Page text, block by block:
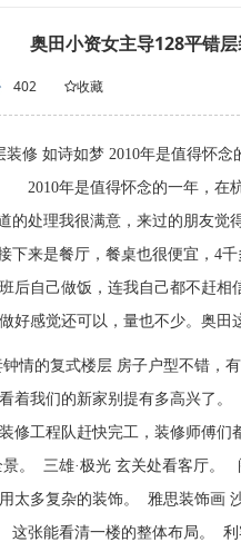
奥田小资女主导128平错
402 收藏
装修 如诗如梦 2010年是值得怀
得怀念的一年，在杭州打拼
的处理我很满意，来过的朋友
下来是餐厅，餐桌也很便宜，4
后自己做饭，连我自己都不赶
好感觉还可以，量也不少。奥
情的复式楼层 房子户型不错，
看着我们的新家别提有多高
修工程队赶快完工，装修师傅
景。 三雄·极光 玄关处看客厅
太多复杂的装饰。 雅思装饰画
这张能看清一楼的整体布局。